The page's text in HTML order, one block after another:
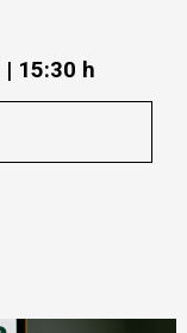
| 15:30 h